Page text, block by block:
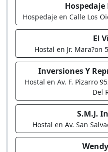
Hospedaje
Hospedaje en Calle Los
El
Hostal en Jr. Mara?on
Inversiones Y
Hostal en Av. F. Pizarro
Del
S.M.J.
Hostal en Av. San